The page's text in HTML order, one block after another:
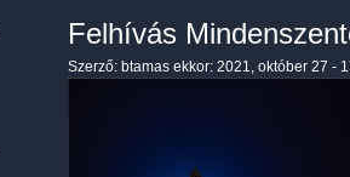
Felhívás
Szerző: btamas ekkor: 2021, október 27 -